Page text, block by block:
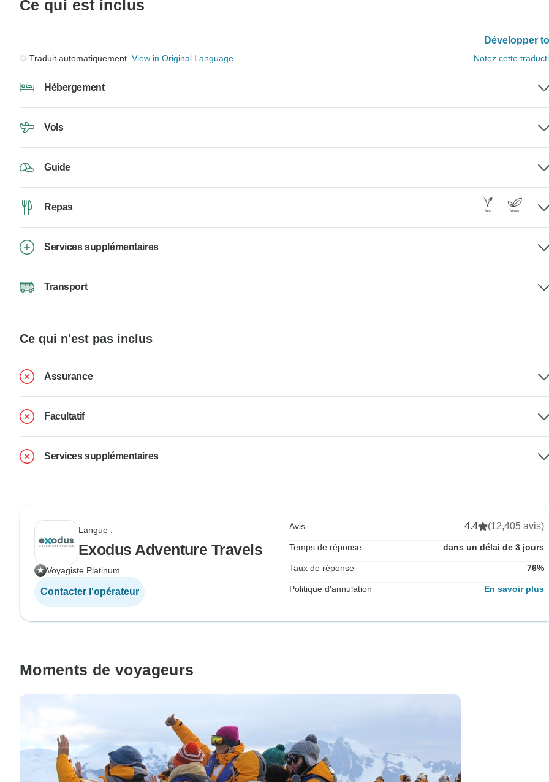
Ce qui est inclus
Développer
Traduit automatiquement. View in Original Language Notez cette
Hébergement
Vols
Guide
Repas
Services supplémentaires
Transport
Ce qui n'est pas inclus
Assurance
Facultatif
Services supplémentaires
Langue :
Exodus Adventure Travels
Voyagiste Platinum
Contacter l'opérateur
Avis 4.4 (12,405 avis)
Temps de réponse dans un délai de 3 jours
Taux de réponse 76%
Politique d'annulation En savoir plus
Moments de voyageurs